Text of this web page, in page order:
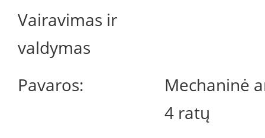
Vairavimas ir
valdymas
Pavaros:
Mechaninė
4 ratų